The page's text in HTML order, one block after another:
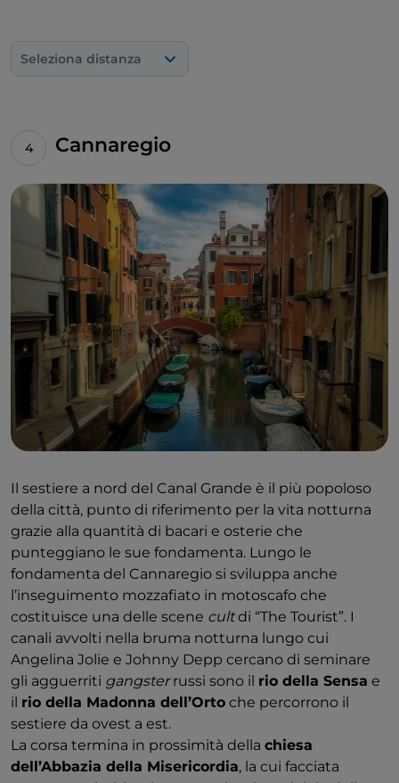
Seleziona distanza
Cannaregio
Il sestiere a nord del Canal Grande è il più popoloso
della città, punto di riferimento per la vita notturna
grazie alla quantità di bacari e osterie che
punteggiano le sue fondamenta. Lungo le
fondamenta del Cannaregio si sviluppa anche
l’inseguimento mozzafiato in motoscafo che
costituisce una delle scene cultdi “The Tourist”. I
canali avvolti nella bruma notturna lungo cui
Angelina Jolie e Johnny Depp cercano di seminare
gli agguerriti gangsterrussi sono il rio della Sensa e
il rio della Madonna dell’Orto che percorrono il
sestiere da ovest a est.
La corsa termina in prossimità della chiesa
dell’Abbazia della Misericordia, la cui facciata